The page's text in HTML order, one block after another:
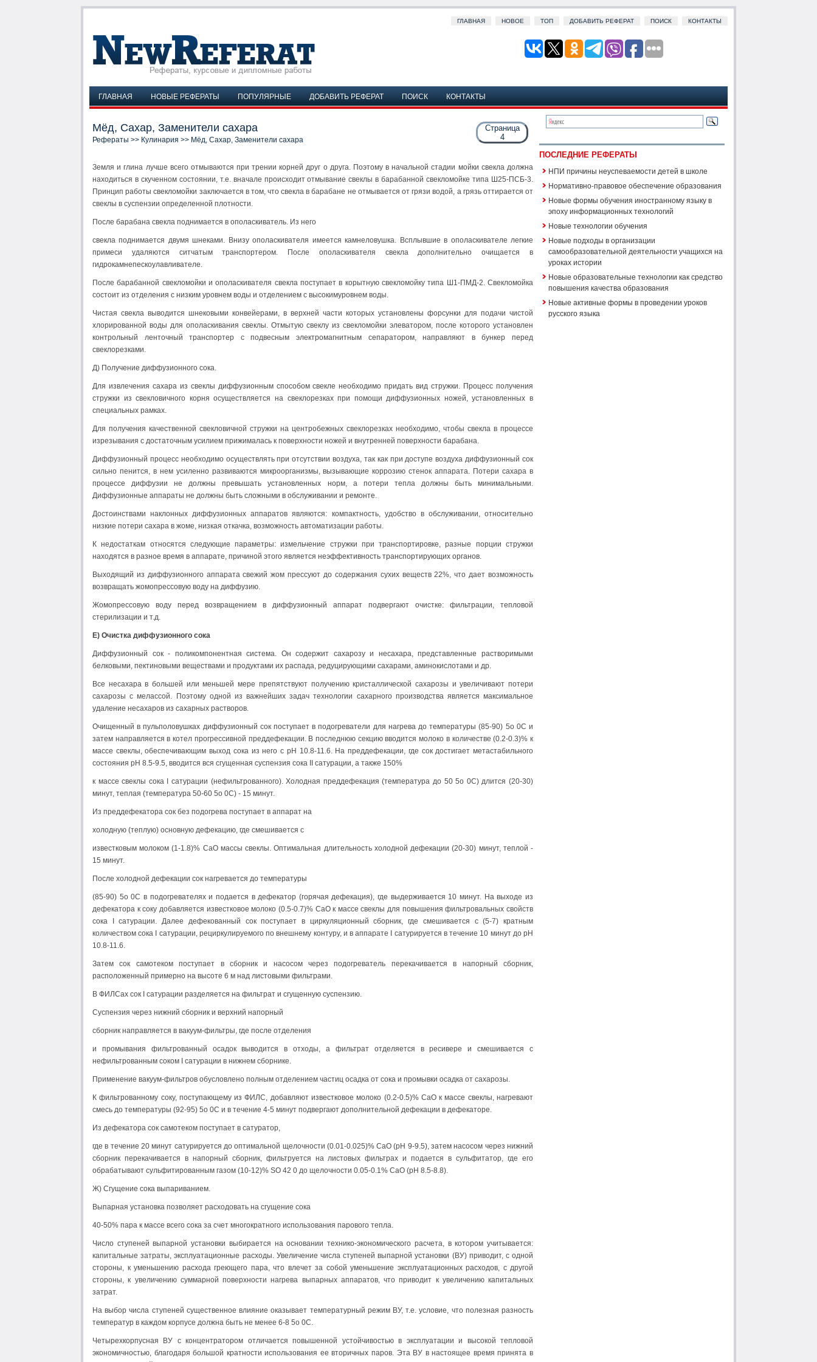
ГЛАВНАЯ НОВОЕ ТОП ДОБАВИТЬ РЕФЕРАТ ПОИСК КОНТАКТЫ
ГЛАВНАЯ НОВЫЕ РЕФЕРАТЫ ПОПУЛЯРНЫЕ ДОБАВИТЬ РЕФЕРАТ ПОИСК КОНТАКТЫ
Страница
4
Мёд, Сахар, Заменители сахара
Рефераты >> Кулинария >> Мёд, Сахар, Заменители сахара
Земля и глина лучше всего отмываются при трении корней друг о друга. Поэтому в начальной стадии мойки свекла должна
находиться в скученном состоянии, т.е. вначале происходит отмывание свеклы в барабанной свекломойке типа Ш25-ПСБ-3.
Принцип работы свекломойки заключается в том, что свекла в барабане не отмывается от грязи водой, а грязь оттирается от
свеклы в суспензии определенной плотности.
После барабана свекла поднимается в ополаскиватель. Из него
свекла поднимается двумя шнеками. Внизу ополаскивателя имеется камнеловушка. Всплывшие в ополаскивателе легкие
примеси удаляются ситчатым транспортером. После ополаскивателя свекла дополнительно очищается в
гидрокамнепескоулавливателе.
После барабанной свекломойки и ополаскивателя свекла поступает в корытную свекломойку типа Ш1-ПМД-2. Свекломойка
состоит из отделения с низким уровнем воды и отделением с высокимуровнем воды.
Чистая свекла выводится шнековыми конвейерами, в верхней части которых установлены форсунки для подачи чистой
хлорированной воды для ополаскивания свеклы. Отмытую свеклу из свекломойки элеватором, после которого установлен
контрольный ленточный транспортер с подвесным электромагнитным сепаратором, направляют в бункер перед
свеклорезками.
Д) Получение диффузионного сока.
Для извлечения сахара из свеклы диффузионным способом свекле необходимо придать вид стружки. Процесс получения
стружки из свекловичного корня осуществляется на свеклорезках при помощи диффузионных ножей, установленных в
специальных рамках.
Для получения качественной свекловичной стружки на центробежных свеклорезках необходимо, чтобы свекла в процессе
изрезывания с достаточным усилием прижималась к поверхности ножей и внутренней поверхности барабана.
Диффузионный процесс необходимо осуществлять при отсутствии воздуха, так как при доступе воздуха диффузионный сок
сильно пенится, в нем усиленно развиваются микроорганизмы, вызывающие коррозию стенок аппарата. Потери сахара в
процессе диффузии не должны превышать установленных норм, а потери тепла должны быть минимальными.
Диффузионные аппараты не должны быть сложными в обслуживании и ремонте.
Достоинствами наклонных диффузионных аппаратов являются: компактность, удобство в обслуживании, относительно
низкие потери сахара в жоме, низкая откачка, возможность автоматизации работы.
К недостаткам относятся следующие параметры: измельчение стружки при транспортировке, разные порции стружки
находятся в разное время в аппарате, причиной этого является неэффективность транспортирующих органов.
Выходящий из диффузионного аппарата свежий жом прессуют до содержания сухих веществ 22%, что дает возможность
возвращать жомопрессовую воду на диффузию.
Жомопрессовую воду перед возвращением в диффузионный аппарат подвергают очистке: фильтрации, тепловой
стерилизации и т.д.
Е) Очистка диффузионного сока
Диффузионный сок - поликомпонентная система. Он содержит сахарозу и несахара, представленные растворимыми
белковыми, пектиновыми веществами и продуктами их распада, редуцирующими сахарами, аминокислотами и др.
Все несахара в большей или меньшей мере препятствуют получению кристаллической сахарозы и увеличивают потери
сахарозы с мелассой. Поэтому одной из важнейших задач технологии сахарного производства является максимальное
удаление несахаров из сахарных растворов.
Очищенный в пульполовушках диффузионный сок поступает в подогреватели для нагрева до температуры (85-90) 5о 0С и
затем направляется в котел прогрессивной преддефекации. В последнюю секцию вводится молоко в количестве (0.2-0.3)% к
массе свеклы, обеспечивающим выход сока из него с pH 10.8-11.6. На преддефекации, где сок достигает метастабильного
состояния pH 8.5-9.5, вводится вся сгущенная суспензия сока II сатурации, а также 150%
к массе свеклы сока I сатурации (нефильтрованного). Холодная преддефекация (температура до 50 5о 0С) длится (20-30)
минут, теплая (температура 50-60 5о 0С) - 15 минут.
Из преддефекатора сок без подогрева поступает в аппарат на
холодную (теплую) основную дефекацию, где смешивается с
известковым молоком (1-1.8)% CaO массы свеклы. Оптимальная длительность холодной дефекации (20-30) минут, теплой -
15 минут.
После холодной дефекации сок нагревается до температуры
(85-90) 5о 0С в подогревателях и подается в дефекатор (горячая дефекация), где выдерживается 10 минут. На выходе из
дефекатора к соку добавляется известковое молоко (0.5-0.7)% СаО к массе свеклы для повышения фильтровальных свойств
сока I сатурации. Далее дефекованный сок поступает в циркуляционный сборник, где смешивается с (5-7) кратным
количеством сока I сатурации, рециркулируемого по внешнему контуру, и в аппарате I сатурируется в течение 10 минут до pH
10.8-11.6.
Затем сок самотеком поступает в сборник и насосом через подогреватель перекачивается в напорный сборник,
расположенный примерно на высоте 6 м над листовыми фильтрами.
В ФИЛСах сок I сатурации разделяется на фильтрат и сгущенную суспензию.
Суспензия через нижний сборник и верхний напорный
сборник направляется в вакуум-фильтры, где после отделения
и промывания фильтрованный осадок выводится в отходы, а фильтрат отделяется в ресивере и смешивается с
нефильтрованным соком I сатурации в нижнем сборнике.
Применение вакуум-фильтров обусловлено полным отделением частиц осадка от сока и промывки осадка от сахарозы.
К фильтрованному соку, поступающему из ФИЛС, добавляют известковое молоко (0.2-0.5)% СаО к массе свеклы, нагревают
смесь до температуры (92-95) 5о 0С и в течение 4-5 минут подвергают дополнительной дефекации в дефекаторе.
Из дефекатора сок самотеком поступает в сатуратор,
где в течение 20 минут сатурируется до оптимальной щелочности (0.01-0.025)% СаО (pH 9-9.5), затем насосом через нижний
сборник перекачивается в напорный сборник, фильтруется на листовых фильтрах и подается в сульфитатор, где его
обрабатывают сульфитированным газом (10-12)% SO 42 0 до щелочности 0.05-0.1% CaO (pH 8.5-8.8).
Ж) Сгущение сока выпариванием.
Выпарная установка позволяет расходовать на сгущение сока
40-50% пара к массе всего сока за счет многократного использования парового тепла.
Число ступеней выпарной установки выбирается на основании технико-экономического расчета, в котором учитывается:
капитальные затраты, эксплуатационные расходы. Увеличение числа ступеней выпарной установки (ВУ) приводит, с одной
стороны, к уменьшению расхода греющего пара, что влечет за собой уменьшение эксплуатационных расходов, с другой
стороны, к увеличению суммарной поверхности нагрева выпарных аппаратов, что приводит к увеличению капитальных
затрат.
На выбор числа ступеней существенное влияние оказывает температурный режим ВУ, т.е. условие, что полезная разность
температур в каждом корпусе должна быть не менее 6-8 5о 0С.
Четырехкорпусная ВУ с концентратором отличается повышенной устойчивостью в эксплуатации и высокой тепловой
экономичностью, благодаря большой кратности использования ее вторичных паров. Эта ВУ в настоящее время принята в
ПОСЛЕДНИЕ РЕФЕРАТЫ
НПИ причины неуспеваемости детей в школе
Нормативно-правовое обеспечение образования
Новые формы обучения иностранному языку в
эпоху информационных технологий
Новые технологии обучения
Новые подходы в организации
самообразовательной деятельности учащихся на
уроках истории
Новые образовательные технологии как средство
повышения качества образования
Новые активные формы в проведении уроков
русского языка